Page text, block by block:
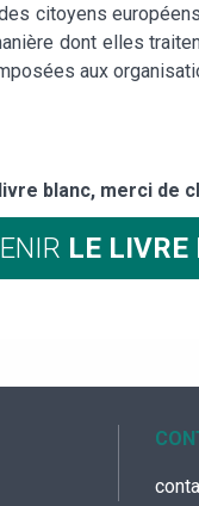
citoyens
dont elles
aux
blanc, merci de
LE LIVRE